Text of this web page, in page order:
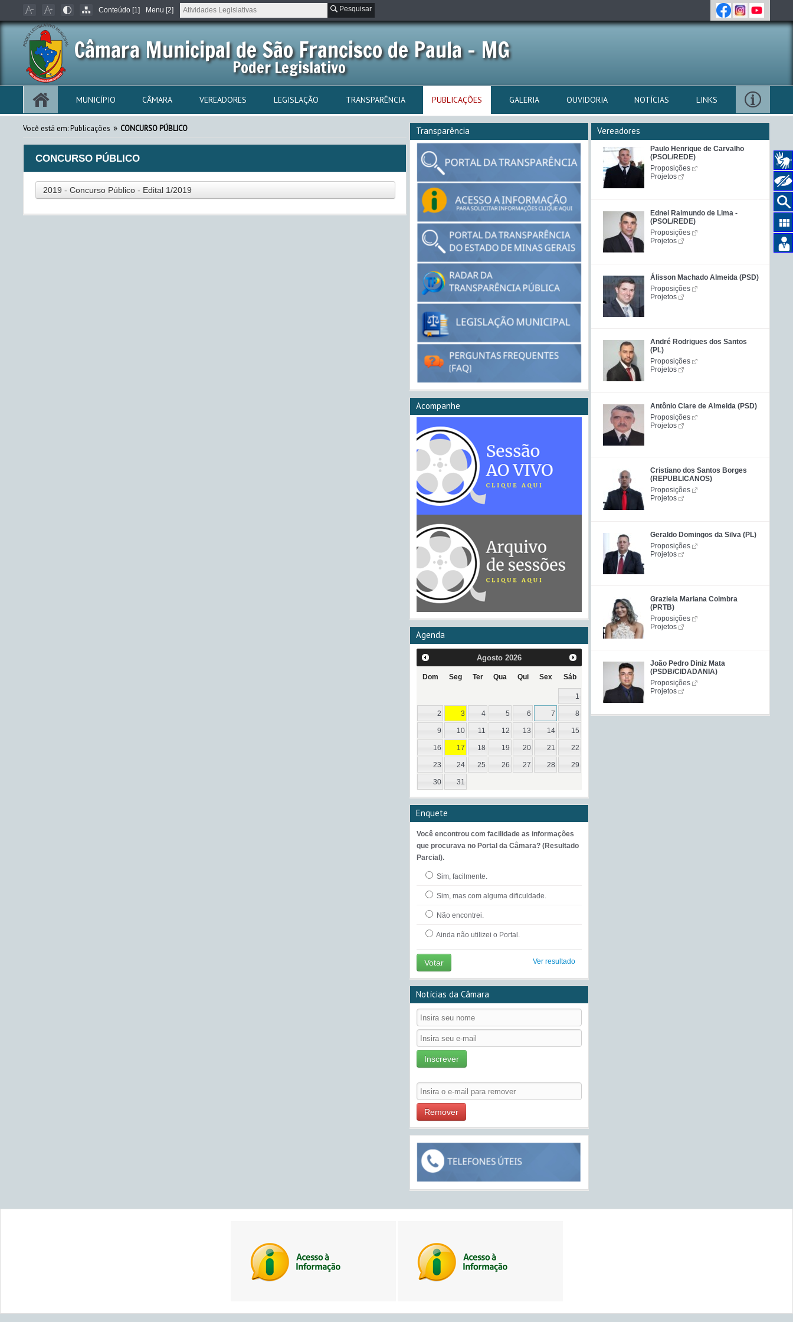
Conteúdo [1] Menu [2] Pesquisar
Câmara Municipal de São Francisco de Paula - MG
Poder Legislativo
MUNICÍPIO CÂMARA VEREADORES LEGISLAÇÃO TRANSPARÊNCIA PUBLICAÇÕES GALERIA OUVIDORIA NOTÍCIAS LINKS
Você está em:Publicações » CONCURSO PÚBLICO
CONCURSO PÚBLICO
2019 - Concurso Público - Edital 1/2019
Vereadores
Paulo Henrique de Carvalho
(PSOL/REDE)
Proposições
Projetos
Ednei Raimundo de Lima -
(PSOL/REDE)
Proposições
Projetos
Álisson Machado Almeida (PSD)
Proposições
Projetos
André Rodrigues dos Santos
(PL)
Proposições
Projetos
Antônio Clare de Almeida (PSD)
Proposições
Projetos
Cristiano dos Santos Borges
(REPUBLICANOS)
Proposições
Projetos
Geraldo Domingos da Silva (PL)
Proposições
Projetos
Graziela Mariana Coimbra
(PRTB)
Proposições
Projetos
João Pedro Diniz Mata
(PSDB/CIDADANIA)
Proposições
Projetos
Acompanhe
Transparência
Agenda
Agosto 2026
Dom Seg Ter Qua Qui Sex Sáb
1
2 3 4 5 6 7 8
9 10 11 12 13 14 15
16 17 18 19 20 21 22
23 24 25 26 27 28 29
30 31
Enquete
Você encontrou com facilidade as informações
que procurava no Portal da Câmara? (Resultado
Parcial).
Sim, facilmente.
Sim, mas com alguma dificuldade.
Não encontrei.
Ainda não utilizei o Portal.
Votar Ver resultado
Notícias da Câmara
Inscrever
Remover